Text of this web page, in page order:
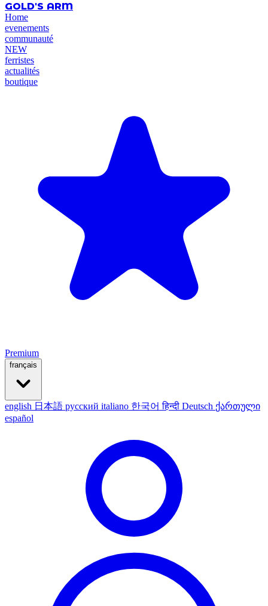
GOLD'S ARM
Home
evenements
communauté
NEW
ferristes
actualités
boutique
Premium
français
english 日本語 русский italiano 한국어हिन्दी Deutsch ქართული
español